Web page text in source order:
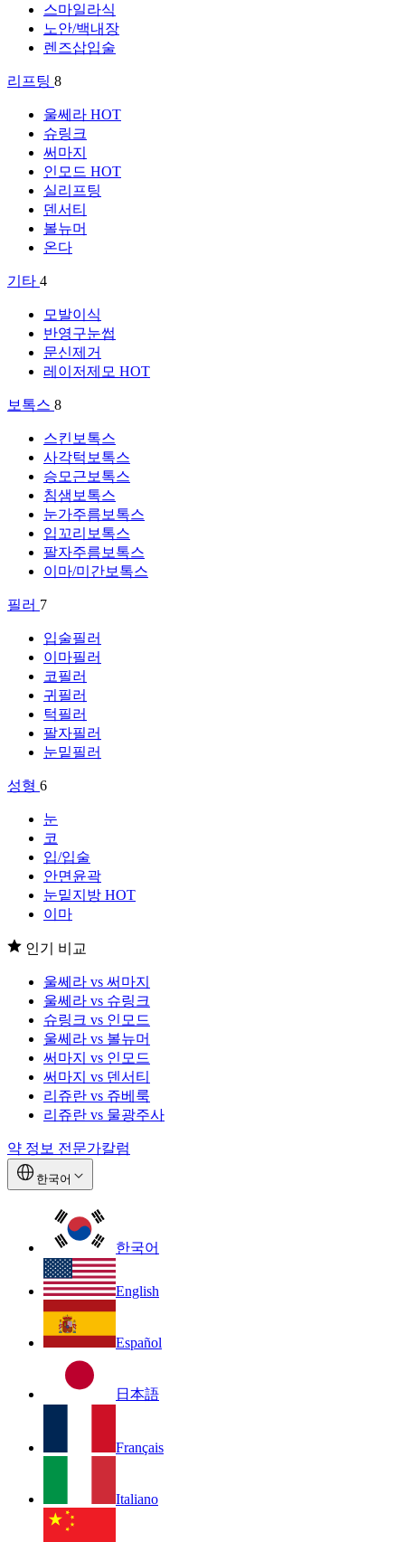
스마일라식
노안/백내장
렌즈삽입술
리프팅 8
울쎄라 HOT
슈링크
써마지
인모드 HOT
실리프팅
덴서티
볼뉴머
온다
기타 4
모발이식
반영구눈썹
문신제거
레이저제모 HOT
보톡스 8
스킨보톡스
사각턱보톡스
승모근보톡스
침샘보톡스
눈가주름보톡스
입꼬리보톡스
팔자주름보톡스
이마/미간보톡스
필러 7
입술필러
이마필러
코필러
귀필러
턱필러
팔자필러
눈밑필러
성형 6
눈
코
입/입술
안면윤곽
눈밑지방 HOT
이마
인기 비교
울쎄라 vs 써마지
울쎄라 vs 슈링크
슈링크 vs 인모드
울쎄라 vs 볼뉴머
써마지 vs 인모드
써마지 vs 덴서티
리쥬란 vs 쥬베룩
리쥬란 vs 물광주사
약 정보 전문가칼럼
한국어
한국어
English
Español
日本語
Français
Italiano